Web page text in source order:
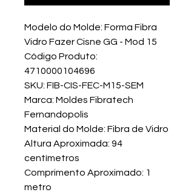
Modelo do Molde: Forma Fibra
Vidro Fazer Cisne GG - Mod 15
Código Produto:
4710000104696
SKU: FIB-CIS-FEC-M15-SEM
Marca: Moldes Fibratech
Fernandopolis
Material do Molde: Fibra de Vidro
Altura Aproximada: 94
centímetros
Comprimento Aproximado: 1
metro